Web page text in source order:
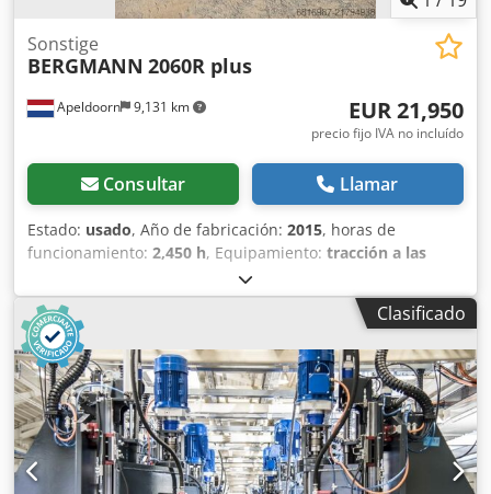
Apeldoorn 9,131 km
Sonstige
BERGMANN 2060R plus
EUR 21,950
precio fijo IVA no incluído
Consultar Llamar
Estado: usado, Año de fabricación: 2015, horas de
funcionamiento: 2,450 h, Equipamiento: tracción a las
, MARCA: BERGMANN TIPO: 2060R PLUS
AÑO: 2015 CE: SÍ HORAS DE TRABAJO: 2450 Csdpfx Aoy Hfd
Iecmerf NEUMÁTICOS/BASTIDOR: 80% POTENCIA: 63 kW
MOTOR: CUMMINS PESO: 4300 KG OPCIONES: 6.000 KG DE
CARGA ÚTIL NEUMÁTICOS 80% GIRATORIO LISTO PARA
TRABAJAR ENGRASE CENTRALIZADO
Clasificado